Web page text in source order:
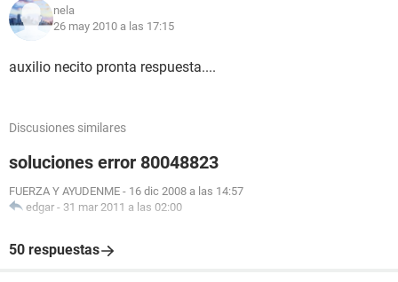
nela
26 may 2010 a las 17:15
auxilio necito pronta respuesta....
Discusiones similares
soluciones error 80048823
FUERZA Y AYUDENME - 16 dic 2008 a las 14:57
edgar - 31 mar 2011 a las 02:00
50 respuestas